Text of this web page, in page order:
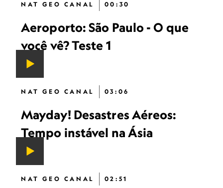
NAT GEO CANAL 00:30
Aeroporto: São Paulo - O que
você vê? Teste 1
NAT GEO CANAL 03:06
Mayday! Desastres Aéreos:
Tempo instável na Ásia
NAT GEO CANAL 02:51